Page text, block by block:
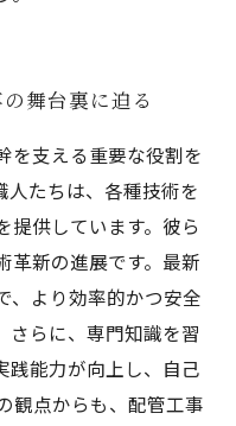
舞台裏に迫る
を支える重要な役割を
人たちは、各種技術を
提供しています。彼ら
革新の進展です。最新
、より効率的かつ安全
さらに、専門知識を習
践能力が向上し、自己
観点からも、配管工事